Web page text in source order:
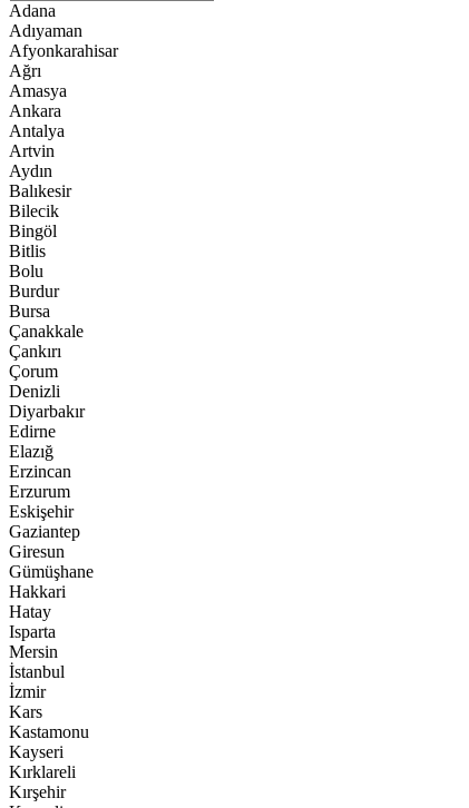
Adana
Adıyaman
Afyonkarahisar
Ağrı
Amasya
Ankara
Antalya
Artvin
Aydın
Balıkesir
Bilecik
Bingöl
Bitlis
Bolu
Burdur
Bursa
Çanakkale
Çankırı
Çorum
Denizli
Diyarbakır
Edirne
Elazığ
Erzincan
Erzurum
Eskişehir
Gaziantep
Giresun
Gümüşhane
Hakkari
Hatay
Isparta
Mersin
İstanbul
İzmir
Kars
Kastamonu
Kayseri
Kırklareli
Kırşehir